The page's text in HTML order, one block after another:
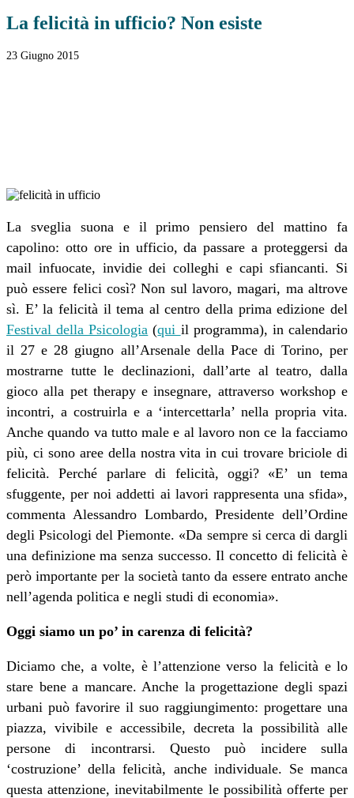
La felicità in ufficio? Non esiste
23 Giugno 2015
La sveglia suona e il primo pensiero del mattino fa
capolino: otto ore in ufficio, da passare a proteggersi da
mail infuocate, invidie dei colleghi e capi sfiancanti. Si
può essere felici così? Non sul lavoro, magari, ma altrove
sì. E’ la felicità il tema al centro della prima edizione del
Festival della Psicologia (qui il programma), in calendario
il 27 e 28 giugno all’Arsenale della Pace di Torino, per
mostrarne tutte le declinazioni, dall’arte al teatro, dalla
gioco alla pet therapy e insegnare, attraverso workshop e
incontri, a costruirla e a ‘intercettarla’ nella propria vita.
Anche quando va tutto male e al lavoro non ce la facciamo
più, ci sono aree della nostra vita in cui trovare briciole di
felicità. Perché parlare di felicità, oggi? «E’ un tema
sfuggente, per noi addetti ai lavori rappresenta una sfida»,
commenta Alessandro Lombardo, Presidente dell’Ordine
degli Psicologi del Piemonte. «Da sempre si cerca di dargli
una definizione ma senza successo. Il concetto di felicità è
però importante per la società tanto da essere entrato anche
nell’agenda politica e negli studi di economia».
Oggi siamo un po’ in carenza di felicità?
Diciamo che, a volte, è l’attenzione verso la felicità e lo
stare bene a mancare. Anche la progettazione degli spazi
urbani può favorire il suo raggiungimento: progettare una
piazza, vivibile e accessibile, decreta la possibilità alle
persone di incontrarsi. Questo può incidere sulla
‘costruzione’ della felicità, anche individuale. Se manca
questa attenzione, inevitabilmente le possibilità offerte per